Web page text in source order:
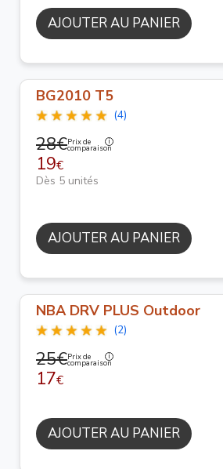
AJOUTER AU PANIER
BG2010 T5
(4)
28€Prix de
comparaison
19€
Dès 5 unités
AJOUTER AU PANIER
NBA DRV PLUS Outdoor
(2)
25€Prix de
comparaison
17€
AJOUTER AU PANIER